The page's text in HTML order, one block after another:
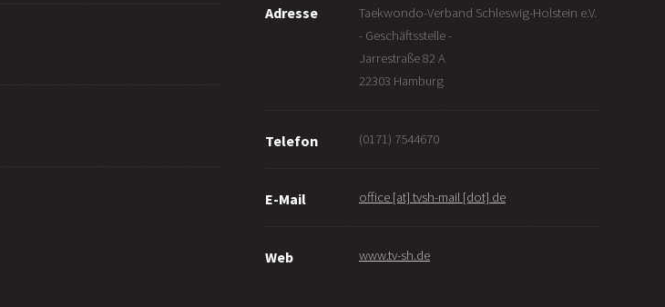
Adresse
Taekwondo-Verband Schleswig-Holstein e.V.
- Geschäftsstelle -
Jarrestraße 82 A
22303 Hamburg
Telefon (0171) 7544670
E-Mail office [at] tvsh-mail [dot] de
Web www.tv-sh.de